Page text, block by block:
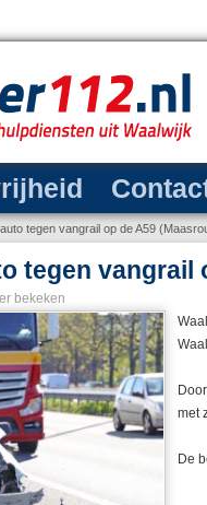
tegen vangrail op de A59
tegen vangrail
bekeken
met
De